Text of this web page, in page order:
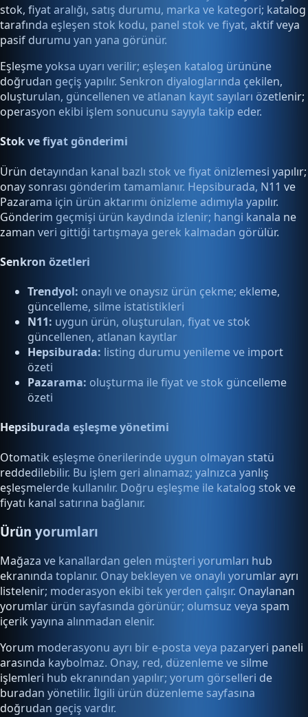
stok, fiyat aralığı, satış durumu, marka ve kategori; katalog
tarafında eşleşen stok kodu, panel stok ve fiyat, aktif veya
pasif durumu yan yana görünür.
Eşleşme yoksa uyarı verilir; eşleşen katalog ürününe
doğrudan geçiş yapılır. Senkron diyaloglarında çekilen,
oluşturulan, güncellenen ve atlanan kayıt sayıları özetlenir;
operasyon ekibi işlem sonucunu sayıyla takip eder.
Stok ve fiyat gönderimi
Ürün detayından kanal bazlı stok ve fiyat önizlemesi yapılır;
onay sonrası gönderim tamamlanır. Hepsiburada, N11 ve
Pazarama için ürün aktarımı önizleme adımıyla yapılır.
Gönderim geçmişi ürün kaydında izlenir; hangi kanala ne
zaman veri gittiği tartışmaya gerek kalmadan görülür.
Senkron özetleri
Trendyol: onaylı ve onaysız ürün çekme; ekleme,
güncelleme, silme istatistikleri
N11: uygun ürün, oluşturulan, fiyat ve stok
güncellenen, atlanan kayıtlar
Hepsiburada: listing durumu yenileme ve import
özeti
Pazarama: oluşturma ile fiyat ve stok güncelleme
özeti
Hepsiburada eşleşme yönetimi
Otomatik eşleşme önerilerinde uygun olmayan statü
reddedilebilir. Bu işlem geri alınamaz; yalnızca yanlış
eşleşmelerde kullanılır. Doğru eşleşme ile katalog stok ve
fiyatı kanal satırına bağlanır.
Ürün yorumları
Mağaza ve kanallardan gelen müşteri yorumları hub
ekranında toplanır. Onay bekleyen ve onaylı yorumlar ayrı
listelenir; moderasyon ekibi tek yerden çalışır. Onaylanan
yorumlar ürün sayfasında görünür; olumsuz veya spam
içerik yayına alınmadan elenir.
Yorum moderasyonu ayrı bir e-posta veya pazaryeri paneli
arasında kaybolmaz. Onay, red, düzenleme ve silme
işlemleri hub ekranından yapılır; yorum görselleri de
buradan yönetilir. İlgili ürün düzenleme sayfasına
doğrudan geçiş vardır.